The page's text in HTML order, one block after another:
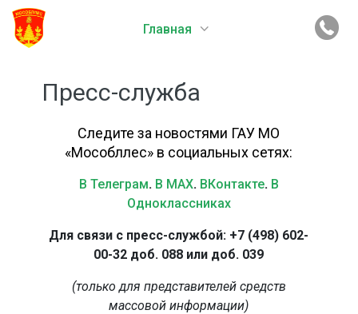
Главная
Пресс-служба
Следите за новостями ГАУ МО
«Мособллес» в социальных сетях:
В Телеграм. В MAX. ВКонтакте. В
Одноклассниках
Для связи с пресс-службой: +7 (498) 602-
00-32 доб. 088 или доб. 039
(только для представителей средств
массовой информации)